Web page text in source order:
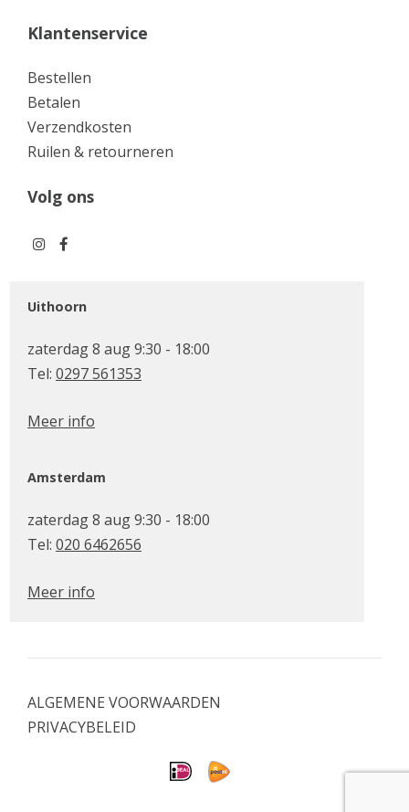
Klantenservice
Bestellen
Betalen
Verzendkosten
Ruilen & retourneren
Volg ons
Uithoorn
zaterdag 8 aug 9:30 - 18:00
Tel: 0297 561353
Meer info
Amsterdam
zaterdag 8 aug 9:30 - 18:00
Tel: 020 6462656
Meer info
ALGEMENE VOORWAARDEN
PRIVACYBELEID